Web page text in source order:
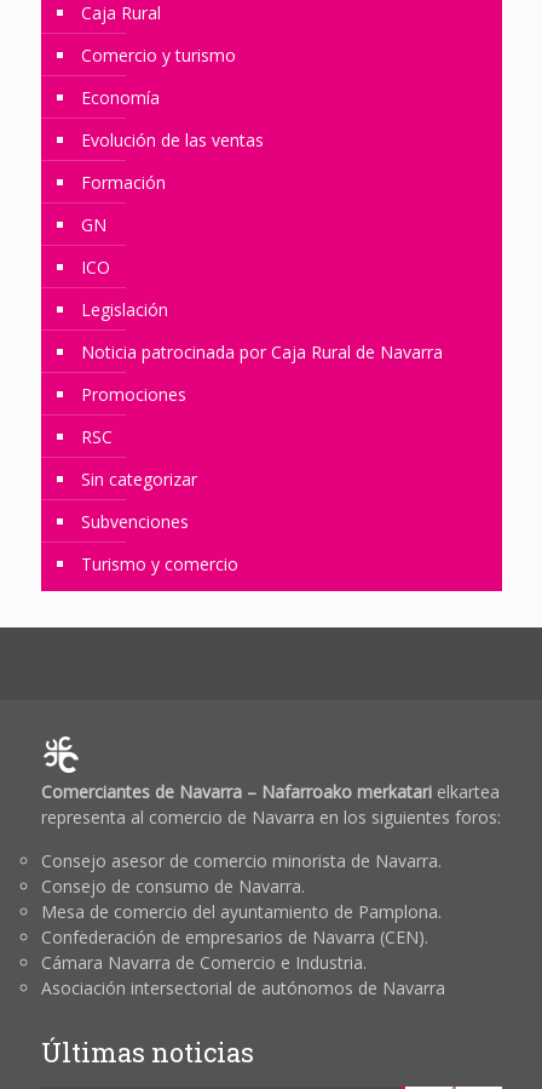
Caja Rural
Comercio y turismo
Economía
Evolución de las ventas
Formación
GN
ICO
Legislación
Noticia patrocinada por Caja Rural de Navarra
Promociones
RSC
Sin categorizar
Subvenciones
Turismo y comercio
Comerciantes de Navarra – Nafarroako merkatarielkartea
representa al comercio de Navarra en los siguientes foros:
Consejo asesor de comercio minorista de Navarra.
Consejo de consumo de Navarra.
Mesa de comercio del ayuntamiento de Pamplona.
Confederación de empresarios de Navarra (CEN).
Cámara Navarra de Comercio e Industria.
Asociación intersectorial de autónomos de Navarra
Últimas noticias